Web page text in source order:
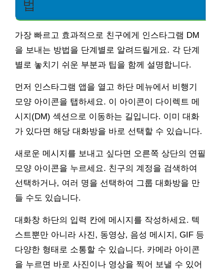
법
가장 빠르고 효과적으로 친구에게 인스타그램 DM
을 보내는 방법을 단계별로 알려드릴게요. 각 단계
별로 놓치기 쉬운 부분과 팁을 함께 설명합니다.
먼저 인스타그램 앱을 열고 하단 메뉴에서 비행기
모양 아이콘을 탭하세요. 이 아이콘이 다이렉트 메
시지(DM) 섹션으로 이동하는 길입니다. 이미 대화
가 있다면 해당 대화방을 바로 선택할 수 있습니다.
새로운 메시지를 보내고 싶다면 오른쪽 상단의 연필
모양 아이콘을 누르세요. 친구의 계정을 검색하여
선택하거나, 여러 명을 선택하여 그룹 대화방을 만
들 수도 있습니다.
대화창 하단의 입력 칸에 메시지를 작성하세요. 텍
스트뿐만 아니라 사진, 동영상, 음성 메시지, GIF 등
다양한 형태로 소통할 수 있습니다. 카메라 아이콘
을 누르면 바로 사진이나 영상을 찍어 보낼 수 있어